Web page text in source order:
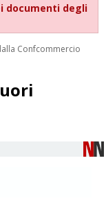
documenti degli
Confcommercio